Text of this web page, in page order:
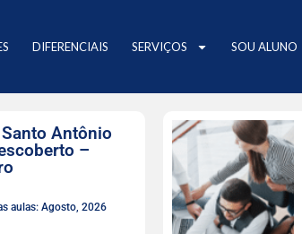
DIFERENCIAIS SERVIÇOS SOU ALUNO
Antônio
–
aulas: Agosto, 2026